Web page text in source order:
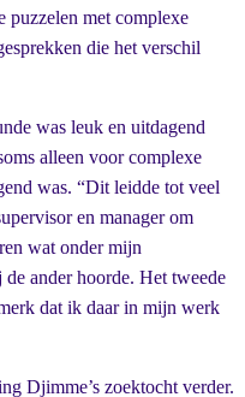
puzzelen met complexe
die het verschil
was leuk en uitdagend
alleen voor complexe
was. “Dit leidde tot veel
en manager om
wat onder mijn
ander hoorde. Het tweede
dat ik daar in mijn werk
Djimme’s zoektocht verder.